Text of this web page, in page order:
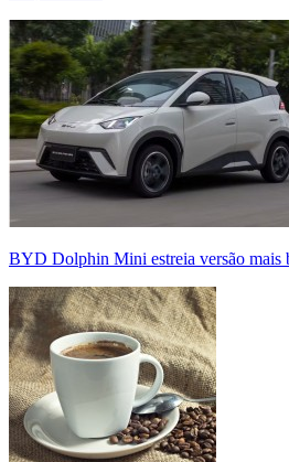
BYD Dolphin Mini estreia versão mais